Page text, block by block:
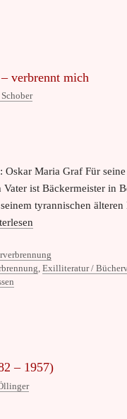
verbrennt mich
Maria Graf Für
ist Bäckermeister in
tyrannischen
, Exilliteratur /
– 1957)